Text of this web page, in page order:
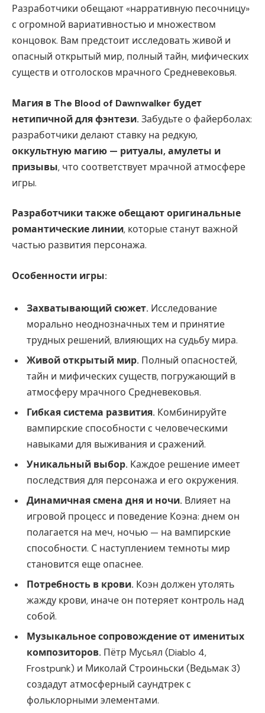
Разработчики обещают «нарративную песочницу»
с огромной вариативностью и множеством
концовок. Вам предстоит исследовать живой и
опасный открытый мир, полный тайн, мифических
существ и отголосков мрачного Средневековья.
Магия в The Blood of Dawnwalker будет
нетипичной для фэнтези. Забудьте о файерболах:
разработчики делают ставку на редкую,
оккультную магию — ритуалы, амулеты и
призывы, что соответствует мрачной атмосфере
игры.
Разработчики также обещают оригинальные
романтические линии, которые станут важной
частью развития персонажа.
Особенности игры:
Захватывающий сюжет. Исследование
морально неоднозначных тем и принятие
трудных решений, влияющих на судьбу мира.
Живой открытый мир. Полный опасностей,
тайн и мифических существ, погружающий в
атмосферу мрачного Средневековья.
Гибкая система развития. Комбинируйте
вампирские способности с человеческими
навыками для выживания и сражений.
Уникальный выбор. Каждое решение имеет
последствия для персонажа и его окружения.
Динамичная смена дня и ночи. Влияет на
игровой процесс и поведение Коэна: днем он
полагается на меч, ночью — на вампирские
способности. С наступлением темноты мир
становится еще опаснее.
Потребность в крови. Коэн должен утолять
жажду крови, иначе он потеряет контроль над
собой.
Музыкальное сопровождение от именитых
композиторов. Пётр Мусьял (Diablo 4,
Frostpunk) и Миколай Строиньски (Ведьмак 3)
создадут атмосферный саундтрек с
фольклорными элементами.